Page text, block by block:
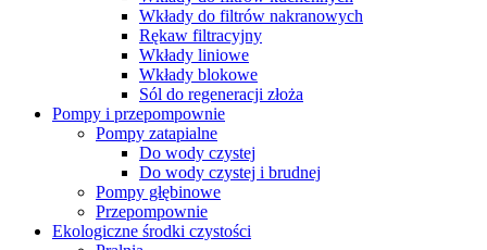
Wkłady do filtrów nakranowych
Rękaw filtracyjny
Wkłady liniowe
Wkłady blokowe
Sól do regeneracji złoża
Pompy i przepompownie
Pompy zatapialne
Do wody czystej
Do wody czystej i brudnej
Pompy głębinowe
Przepompownie
Ekologiczne środki czystości